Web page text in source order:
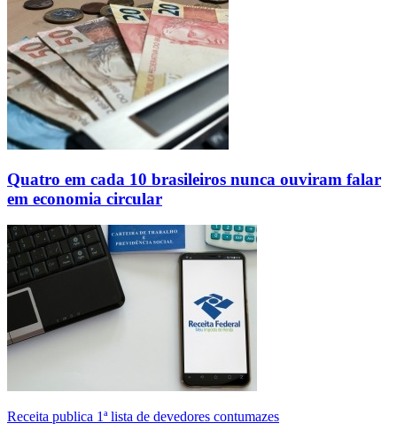
Quatro em cada 10 brasileiros nunca ouviram falar
em economia circular
Receita publica 1ª lista de devedores contumazes